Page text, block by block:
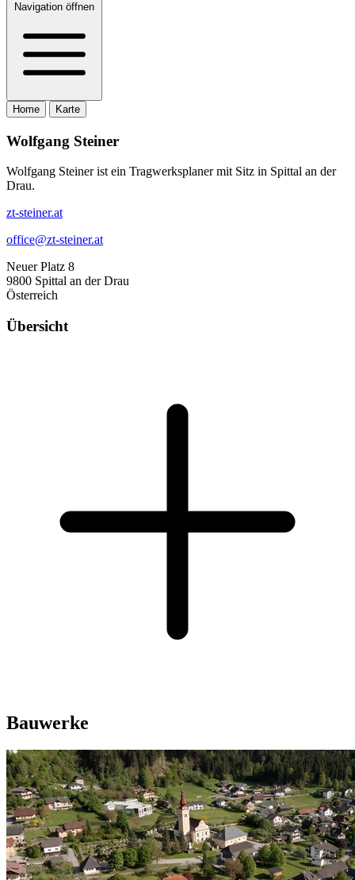
Navigation öffnen
Home Karte
Wolfgang Steiner
Wolfgang Steiner ist ein Tragwerksplaner mit Sitz in Spittal an der
Drau.
zt-steiner.at
office@zt-steiner.at
Neuer Platz 8
9800 Spittal an der Drau
Österreich
Übersicht
Bauwerke